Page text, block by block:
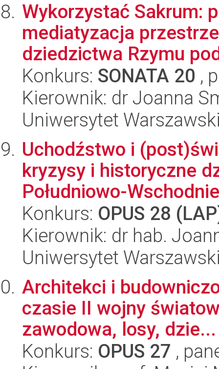
Wykorzystać Sakrum:
mediatyzacja
dziedzictwa Rzymu
Konkurs: SONATA 20 ,
Kierownik: dr Joanna
Uniwersytet
Uchodźstwo i
kryzysy i historyczne
Południowo-
Konkurs: OPUS 28
Kierownik: dr hab.
Uniwersytet
Architekci i
czasie II wojny
zawodowa, losy, dzie...
Konkurs: OPUS 27 ,